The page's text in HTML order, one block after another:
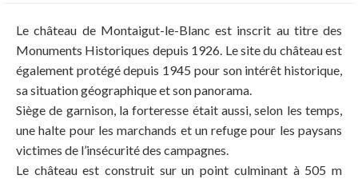
Le château de Montaigut-le-Blanc est inscrit au titre des
Monuments Historiques depuis 1926. Le site du château est
également protégé depuis 1945 pour son intérêt historique,
sa situation géographique et son panorama.
Siège de garnison, la forteresse était aussi, selon les temps,
une halte pour les marchands et un refuge pour les paysans
victimes de l’insécurité des campagnes.
Le château est construit sur un point culminant à 505 m